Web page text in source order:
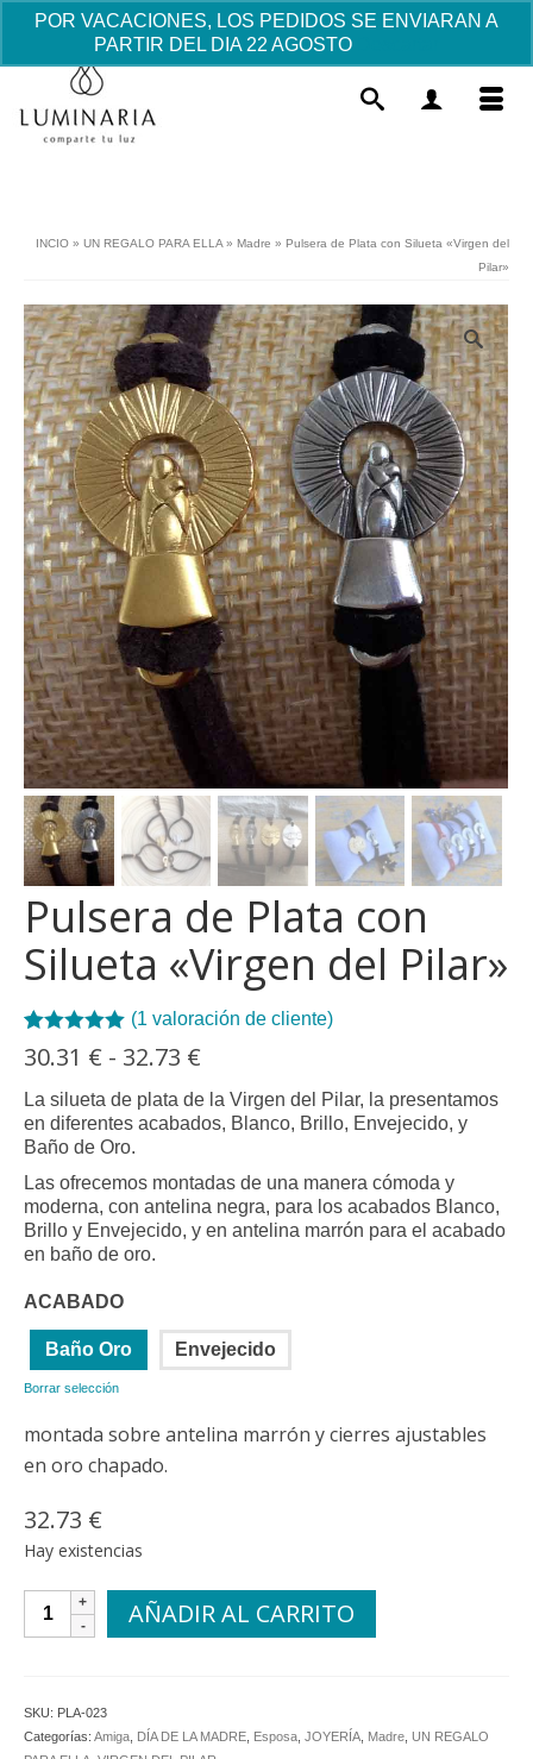
POR VACACIONES, LOS PEDIDOS SE ENVIARAN A
PARTIR DEL DIA 22 AGOSTO
INCIO » UN REGALO PARA ELLA » Madre » Pulsera de Plata con Silueta «Virgen del
Pilar»
Pulsera de Plata con
Silueta «Virgen del Pilar»
Valorado con
5.00de 5 en
1
valoración de
un cliente
(1 valoración de cliente)
30.31 € - 32.73 €
precios:
desde
hasta
32.73 €
La silueta de plata de la Virgen del Pilar, la presentamos
en diferentes acabados, Blanco, Brillo, Envejecido, y
Baño de Oro.
Las ofrecemos montadas de una manera cómoda y
moderna, con antelina negra, para los acabados Blanco,
Brillo y Envejecido, y en antelina marrón para el acabado
en baño de oro.
ACABADO
Baño Oro Envejecido
Borrar selección
montada sobre antelina marrón y cierres ajustables
en oro chapado.
32.73 €
Hay existencias
Pulsera
de
"Virgen
del
AÑADIR AL CARRITO
SKU: PLA-023
Categorías: Amiga DÍA DE LA MADRE Esposa JOYERÍA Madre UN REGALO
Set de postizos photocall fiesta
infantil Comunión - Pirata 12 pcs
19.40€ + AÑADIR